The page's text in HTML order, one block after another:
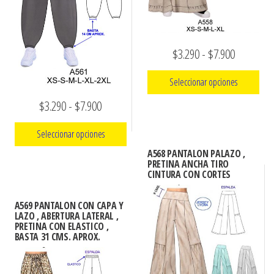
en
la
página
de
producto
elegir
en
la
página
de
producto
$3.290- $7.900Rango
de
precios:
hasta
Seleccionar opciones
múltiples
variantes.
Las
opciones
se
pueden
elegir
$3.290- $7.900Rango
de
precios:
hasta
$7.900
Seleccionar opciones
múltiples
variantes.
opciones
A568 PANTALON PALAZO ,
PRETINA ANCHA TIRO
CINTURA CON CORTES
A569 PANTALON CON CAPA Y
LAZO , ABERTURA LATERAL ,
PRETINA CON ELASTICO ,
BASTA 31 CMS. APROX.